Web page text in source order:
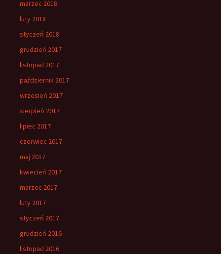
marzec 2018
luty 2018
styczeń 2018
grudzień 2017
listopad 2017
październik 2017
wrzesień 2017
sierpień 2017
lipiec 2017
czerwiec 2017
maj 2017
kwiecień 2017
marzec 2017
luty 2017
styczeń 2017
grudzień 2016
listopad 2016